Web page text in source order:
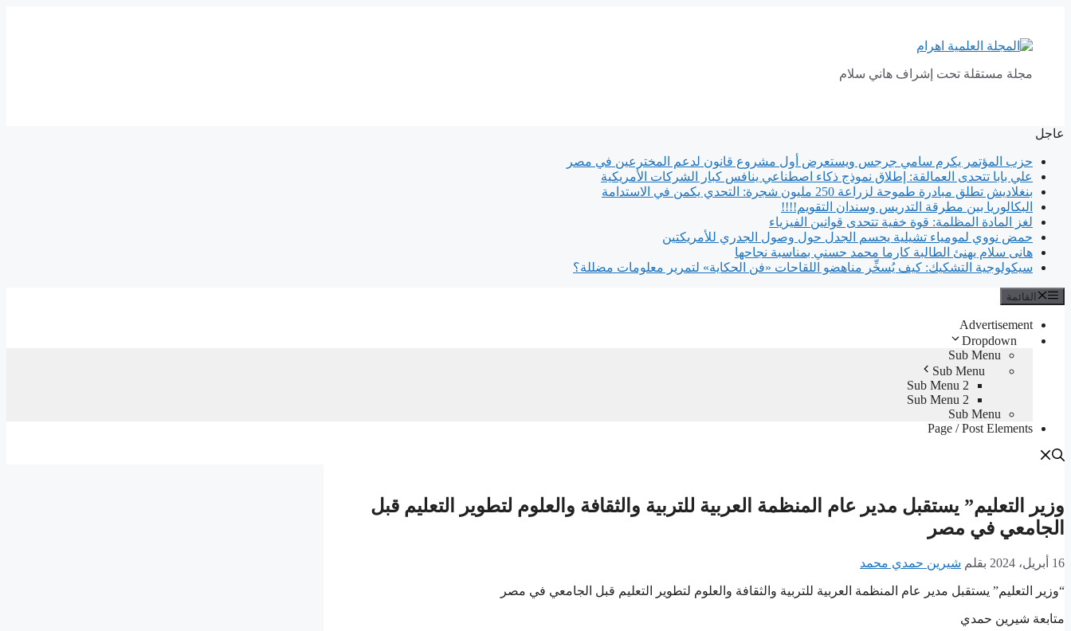
المحتوى
مجلة مستقلة تحت إشراف هاني سلام
عاجل
حزب المؤتمر يكرم سامي جرجس ويستعرض أول مشروع قانون لدعم المخترعين في مصر
علي بابا تتحدى العمالقة: إطلاق نموذج ذكاء اصطناعي ينافس كبار الشركات الأمريكية
بنغلاديش تطلق مبادرة طموحة لزراعة 250 مليون شجرة: التحدي يكمن في الاستدامة
البكالوريا بين مطرقة التدريس وسندان التقويم!!!!
لغز المادة المظلمة: قوة خفية تتحدى قوانين الفيزياء
حمض نووي لمومياء تشيلية يحسم الجدل حول وصول الجدري للأمريكتين
هانى سلام يهنئ الطالبة كارما محمد حسني بمناسبة نجاحها
سيكولوجية التشكيك: كيف يُسخِّر مناهضو اللقاحات «فن الحكاية» لتمرير معلومات مضللة؟
القائمة
Advertisement
Dropdown
Sub Menu
Sub Menu
Sub Menu 2
Sub Menu 2
Sub Menu
Page / Post Elements
وزير التعليم” يستقبل مدير عام المنظمة العربية للتربية والثقافة والعلوم لتطوير التعليم قبل
الجامعي في مصر
16 أبريل، 2024 بقلم شيرين حمدي محمد
“وزير التعليم” يستقبل مدير عام المنظمة العربية للتربية والثقافة والعلوم لتطوير التعليم قبل الجامعي في مصر
متابعة شيرين حمدي